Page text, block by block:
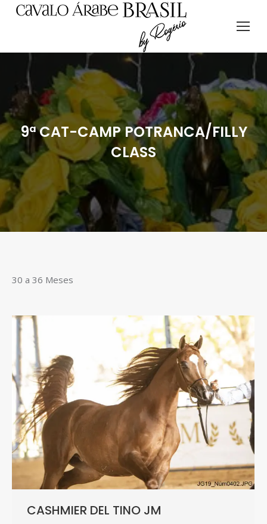
9ª CAT-CAMP POTRANCA/FILLY
CLASS
30 a 36 Meses
CASHMIER DEL TINO JM